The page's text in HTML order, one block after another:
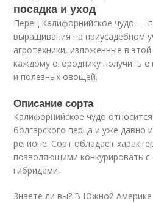
посадка и уход
Перец Калифорнийское чудо —
выращивания на приусадебном
агротехники, изложенные в
каждому огороднику получить
и полезных овощей.
Описание сорта
Калифорнийское чудо
болгарского перца и уже давно
регионе. Сорт обладает
позволяющими конкурировать
гибридами.
Знаете ли вы? В Южной